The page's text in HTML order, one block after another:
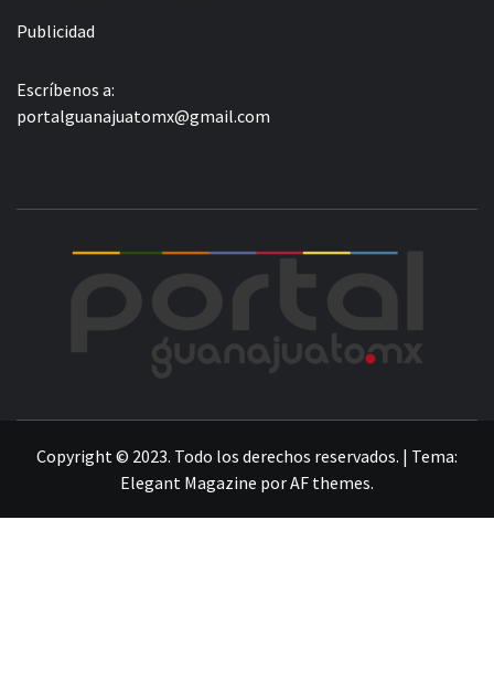
Publicidad
Escríbenos a:
portalguanajuatomx@gmail.com
Copyright © 2023. Todo los derechos reservados. | Tema:
Elegant Magazine porAF themes.